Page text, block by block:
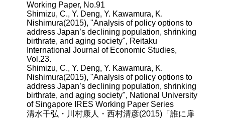
Working Paper, No.91
Shimizu, C., Y. Deng, Y. Kawamura, K.
Nishimura(2015), "Analysis of policy options to
address Japan’s declining population, shrinking
birthrate, and aging society", Reitaku
International Journal of Economic Studies,
Vol.23.
Shimizu, C., Y. Deng, Y. Kawamura, K.
Nishimura(2015), "Analysis of policy options to
address Japan’s declining population, shrinking
birthrate, and aging society", National University
of Singapore IRES Working Paper Series
清水千弘・川村康人・西村清彦(2015)「誰に扉